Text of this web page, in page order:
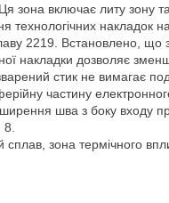
включає литу зону
технологічних накладок
2219. Встановлено,
накладки дозволяє
стик не вимагає
частину
шва з боку входу
зона термічного